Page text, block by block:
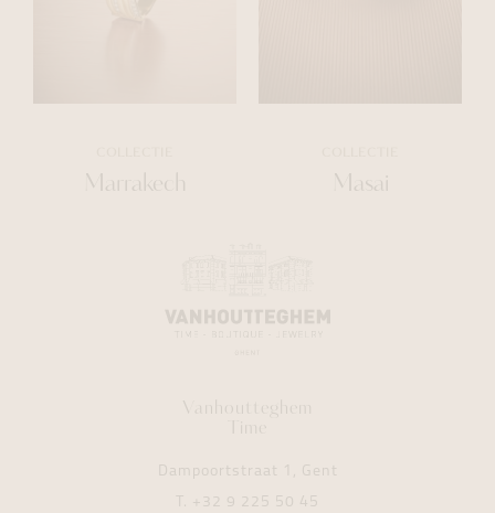
Marrakech Masai
Vanhoutteghem
Time
Dampoortstraat 1, Gent
T. +32 9 225 50 45